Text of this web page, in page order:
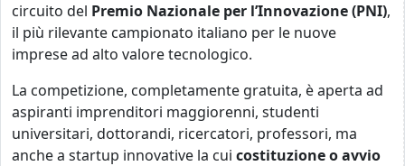
circuito del Premio Nazionale per l’Innovazione (PNI),
il più rilevante campionato italiano per le nuove
imprese ad alto valore tecnologico.
La competizione, completamente gratuita, è aperta ad
aspiranti imprenditori maggiorenni, studenti
universitari, dottorandi, ricercatori, professori, ma
anche a startup innovative la cui costituzione o avvio